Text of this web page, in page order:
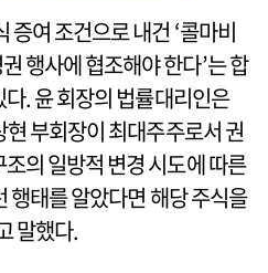
증여 조건으로 내건 ‘콜마비
행사에 협조해야 한다’는 합
. 윤 회장의 법률대리인은
부회장이 최대주주로서 권
의 일방적 변경 시도에 따른
행태를 알았다면 해당 주식을
말했다.